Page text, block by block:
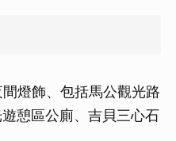
燈飾、包括馬公觀光路
憩區公廁、吉貝三心石